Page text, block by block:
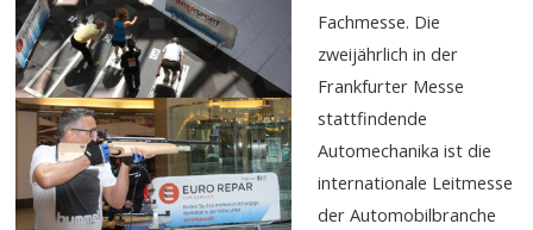
Fachmesse. Die
zweijährlich in der
Frankfurter Messe
stattfindende
Automechanika ist die
internationale Leitmesse
der Automobilbranche